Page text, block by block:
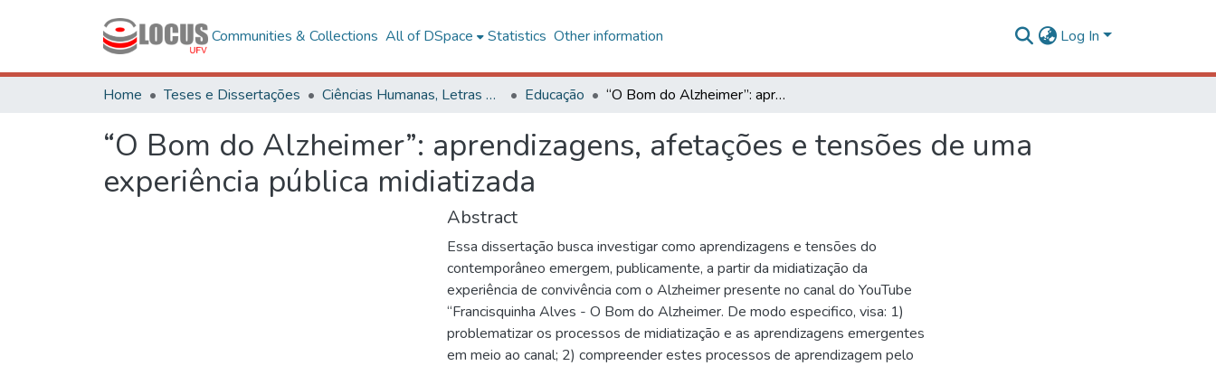
Communities & Collections All of DSpace Statistics Other information Log In
Home Teses e Dissertações Ciências Humanas, Letras e Artes Educação “O Bom do Alzheimer”: aprendizagens, afetações e tensões de uma experiência pública midiatizada
“O Bom do Alzheimer”: aprendizagens, afetações e tensões de uma
experiência pública midiatizada
Abstract
Essa dissertação busca investigar como aprendizagens e tensões do
contemporâneo emergem, publicamente, a partir da midiatização da
experiência de convivência com o Alzheimer presente no canal do YouTube
“Francisquinha Alves - O Bom do Alzheimer. De modo especifico, visa: 1)
problematizar os processos de midiatização e as aprendizagens emergentes
em meio ao canal; 2) compreender estes processos de aprendizagem pelo